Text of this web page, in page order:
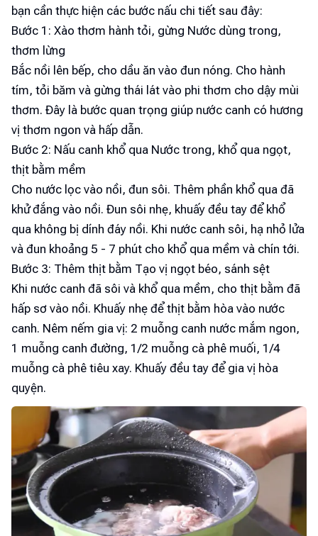
bạn cần thực hiện các bước nấu chi tiết sau đây:
Bước 1: Xào thơm hành tỏi, gừng Nước dùng trong,
thơm lừng
Bắc nồi lên bếp, cho dầu ăn vào đun nóng. Cho hành
tím, tỏi băm và gừng thái lát vào phi thơm cho dậy mùi
thơm. Đây là bước quan trọng giúp nước canh có hương
vị thơm ngon và hấp dẫn.
Bước 2: Nấu canh khổ qua Nước trong, khổ qua ngọt,
thịt bằm mềm
Cho nước lọc vào nồi, đun sôi. Thêm phần khổ qua đã
khử đắng vào nồi. Đun sôi nhẹ, khuấy đều tay để khổ
qua không bị dính đáy nồi. Khi nước canh sôi, hạ nhỏ lửa
và đun khoảng 5 - 7 phút cho khổ qua mềm và chín tới.
Bước 3: Thêm thịt bằm Tạo vị ngọt béo, sánh sệt
Khi nước canh đã sôi và khổ qua mềm, cho thịt bằm đã
hấp sơ vào nồi. Khuấy nhẹ để thịt bằm hòa vào nước
canh. Nêm nếm gia vị: 2 muỗng canh nước mắm ngon,
1 muỗng canh đường, 1/2 muỗng cà phê muối, 1/4
muỗng cà phê tiêu xay. Khuấy đều tay để gia vị hòa
quyện.